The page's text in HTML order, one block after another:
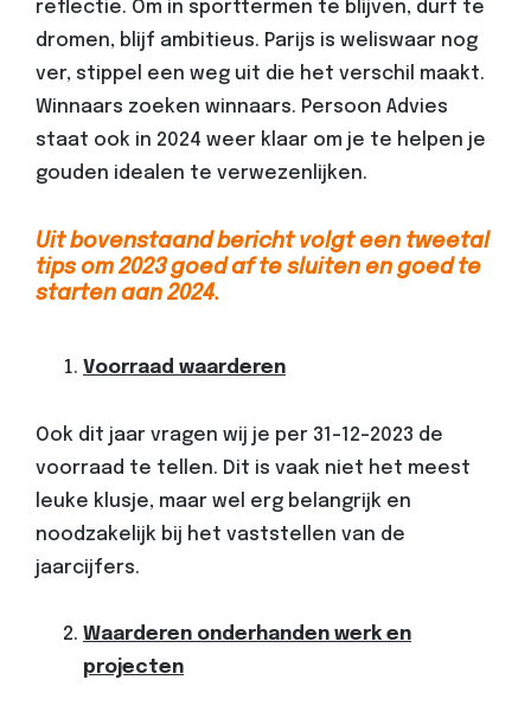
reflectie. Om in sporttermen te blijven, durf te
dromen, blijf ambitieus. Parijs is weliswaar nog
ver, stippel een weg uit die het verschil maakt.
Winnaars zoeken winnaars. Persoon Advies
staat ook in 2024 weer klaar om je te helpen je
gouden idealen te verwezenlijken.
Uit bovenstaand bericht volgt een tweetal
tips om 2023 goed af te sluiten en goed te
starten aan 2024.
Voorraad waarderen
Ook dit jaar vragen wij je per 31-12-2023 de
voorraad te tellen. Dit is vaak niet het meest
leuke klusje, maar wel erg belangrijk en
noodzakelijk bij het vaststellen van de
jaarcijfers.
Waarderen onderhanden werk en
projecten